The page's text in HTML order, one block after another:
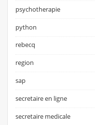
psychotherapie
python
rebecq
region
sap
secretaire en ligne
secretaire medicale